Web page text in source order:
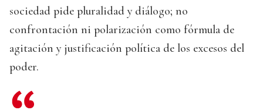
sociedad pide pluralidad y diálogo; no
confrontación ni polarización como fórmula de
agitación y justificación política de los excesos del
poder.